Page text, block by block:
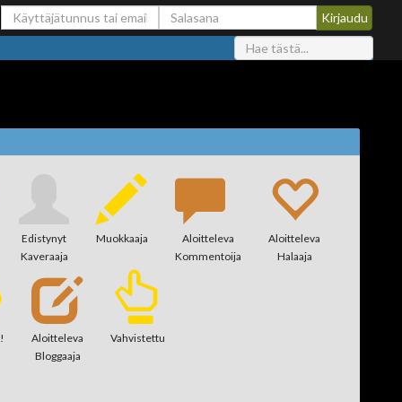
Edistynyt
Kaveraaja
Muokkaaja
Aloitteleva
Kommentoija
Aloitteleva
Halaaja
Aloitteleva
Bloggaaja
Vahvistettu